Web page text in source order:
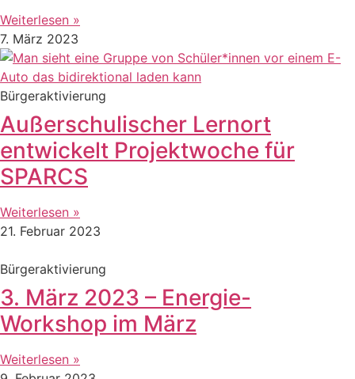
Weiterlesen »
7. März 2023
Bürgeraktivierung
Außerschulischer Lernort
entwickelt Projektwoche für
SPARCS
Weiterlesen »
21. Februar 2023
Bürgeraktivierung
3. März 2023 – Energie-
Workshop im März
Weiterlesen »